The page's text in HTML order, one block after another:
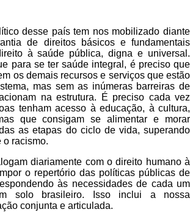
desse país tem nos mobilizado diante
de direitos básicos e fundamentais
à saúde pública, digna e universal.
para se ter saúde integral, é preciso que
os demais recursos e serviços que estão
mas sem as inúmeras barreiras de
na estrutura. É preciso cada vez
tenham acesso à educação, à cultura,
que consigam se alimentar e morar
as etapas do ciclo de vida, superando
o racismo.
diariamente com o direito humano à
o repertório das políticas públicas de
às necessidades de cada um
solo brasileiro. Isso inclui a nossa
conjunta e articulada.